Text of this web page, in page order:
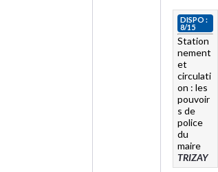
DISPO :
8/15
Station
nement
et
circulati
on : les
pouvoir
s de
police
du
maire
TRIZAY